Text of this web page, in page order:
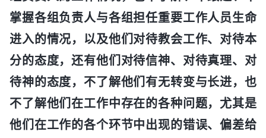
掌握各组负责人与各组担任重要工作人员生命
进入的情况，以及他们对待教会工作、对待本
分的态度，还有他们对待信神、对待真理、对
待神的态度，不了解他们有无转变与长进，也
不了解他们在工作中存在的各种问题，尤其是
他们在工作的各个环节中出现的错误、偏差给